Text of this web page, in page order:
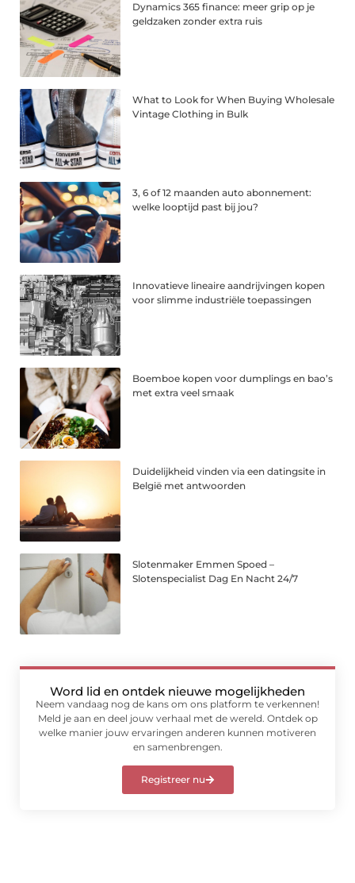
Dynamics 365 finance: meer grip op je
geldzaken zonder extra ruis
What to Look for When Buying Wholesale
Vintage Clothing in Bulk
3, 6 of 12 maanden auto abonnement:
welke looptijd past bij jou?
Innovatieve lineaire aandrijvingen kopen
voor slimme industriële toepassingen
Boemboe kopen voor dumplings en bao’s
met extra veel smaak
Duidelijkheid vinden via een datingsite in
België met antwoorden
Slotenmaker Emmen Spoed –
Slotenspecialist Dag En Nacht 24/7
Word lid en ontdek nieuwe mogelijkheden
Neem vandaag nog de kans om ons platform te verkennen!
Meld je aan en deel jouw verhaal met de wereld. Ontdek op
welke manier jouw ervaringen anderen kunnen motiveren
en samenbrengen.
Registreer nu